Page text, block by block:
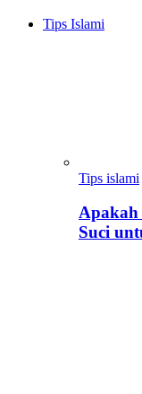
Tips Islami
Tips islami
Apakah
Suci